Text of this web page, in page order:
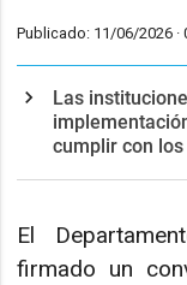
Publicado: 11/06/2026 ·
Las
cumplir con
El
firmado un